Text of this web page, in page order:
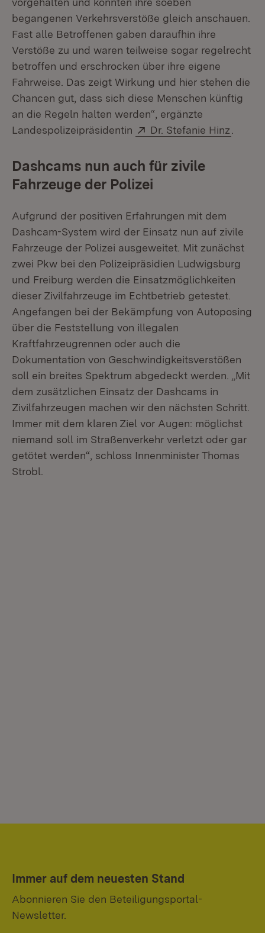
begangenen Verkehrsverstöße gleich anschauen.
Fast alle Betroffenen gaben daraufhin ihre
Verstöße zu und waren teilweise sogar regelrecht
betroffen und erschrocken über ihre eigene
Fahrweise. Das zeigt Wirkung und hier stehen die
Chancen gut, dass sich diese Menschen künftig
an die Regeln halten werden“, ergänzte
Landespolizeipräsidentin
Extern:
Dr. Stefanie Hinz
Dashcams nun auch für zivile
Fahrzeuge der Polizei
Aufgrund der positiven Erfahrungen mit dem
Dashcam-System wird der Einsatz nun auf zivile
Fahrzeuge der Polizei ausgeweitet. Mit zunächst
zwei Pkw bei den Polizeipräsidien Ludwigsburg
und Freiburg werden die Einsatzmöglichkeiten
dieser Zivilfahrzeuge im Echtbetrieb getestet.
Angefangen bei der Bekämpfung von Autoposing
über die Feststellung von illegalen
Kraftfahrzeugrennen oder auch die
Dokumentation von Geschwindigkeitsverstößen
soll ein breites Spektrum abgedeckt werden. „Mit
dem zusätzlichen Einsatz der Dashcams in
Zivilfahrzeugen machen wir den nächsten Schritt.
Immer mit dem klaren Ziel vor Augen: möglichst
niemand soll im Straßenverkehr verletzt oder gar
getötet werden“, schloss Innenminister Thomas
Strobl.
Immer auf dem neuesten Stand
Abonnieren Sie den Beteiligungsportal-
Newsletter.